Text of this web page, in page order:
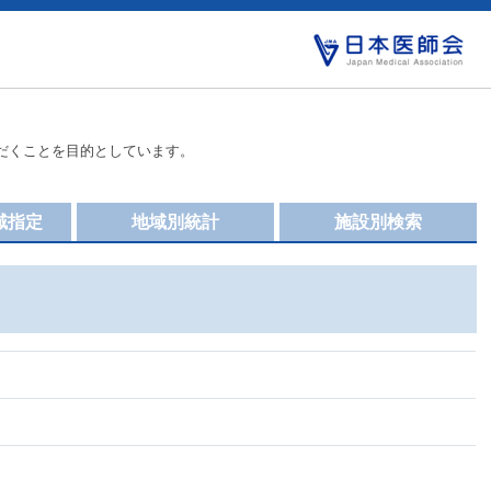
ことを目的としています。
施設別検索
地域別統計
指定